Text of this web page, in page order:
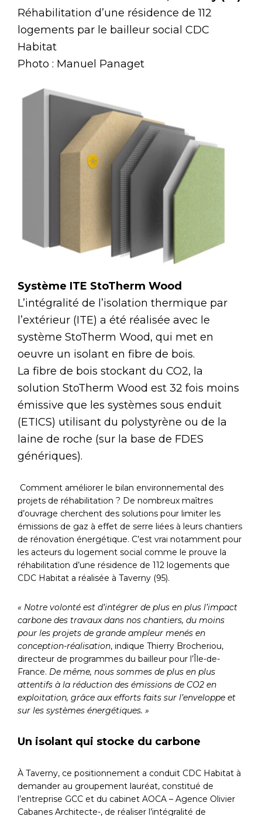
Réhabilitation d’une résidence de 112
logements par le bailleur social CDC
Habitat
Photo : Manuel Panaget
Système ITE StoTherm Wood
L’intégralité de l’isolation thermique par
l’extérieur (ITE) a été réalisée avec le
système StoTherm Wood, qui met en
oeuvre un isolant en fibre de bois.
La fibre de bois stockant du CO2, la
solution StoTherm Wood est 32 fois moins
émissive que les systèmes sous enduit
(ETICS) utilisant du polystyrène ou de la
laine de roche (sur la base de FDES
génériques).
Comment améliorer le bilan environnemental des
projets de réhabilitation ? De nombreux maîtres
d’ouvrage cherchent des solutions pour limiter les
émissions de gaz à effet de serre liées à leurs chantiers
de rénovation énergétique. C’est vrai notamment pour
les acteurs du logement social comme le prouve la
réhabilitation d’une résidence de 112 logements que
CDC Habitat a réalisée à Taverny (95).
« Notre volonté est d’intégrer de plus en plus l’impact
carbone des travaux dans nos chantiers, du moins
pour les projets de grande ampleur menés en
conception-réalisation, indique Thierry Brocheriou,
directeur de programmes du bailleur pour l’Île-de-
France. De même, nous sommes de plus en plus
attentifs à la réduction des émissions de CO2 en
exploitation, grâce aux efforts faits sur l’enveloppe et
sur les systèmes énergétiques. »
Un isolant qui stocke du carbone
À Taverny, ce positionnement a conduit CDC Habitat à
demander au groupement lauréat, constitué de
l’entreprise GCC et du cabinet AOCA – Agence Olivier
Cabanes Architecte-, de réaliser l’intégralité de